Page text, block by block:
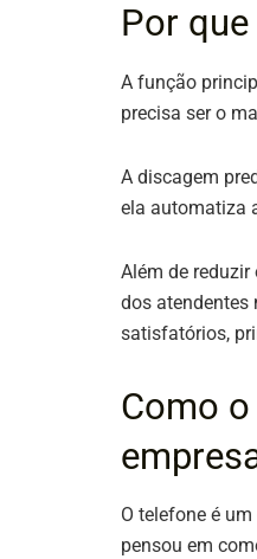
Por
A função
precisa ser o
A discagem
ela automatiza
Além de
dos atendentes
satisfatórios,
Como
O telefone é
pensou em